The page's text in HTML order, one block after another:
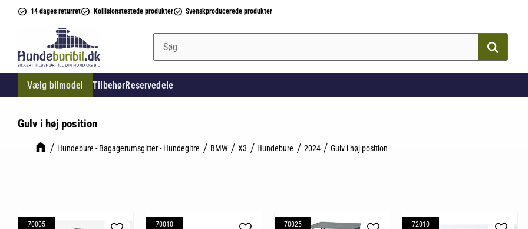
14 dages returret Kollisionstestede produkter Svenskproducerede produkter
Vælg bilmodel TilbehørReservedele
Gulv i høj position
Hundebure - Bagagerumsgitter - Hundegitre BMW X3 Hundebure 2024 Gulv i høj position
70005 70010 70025 72010